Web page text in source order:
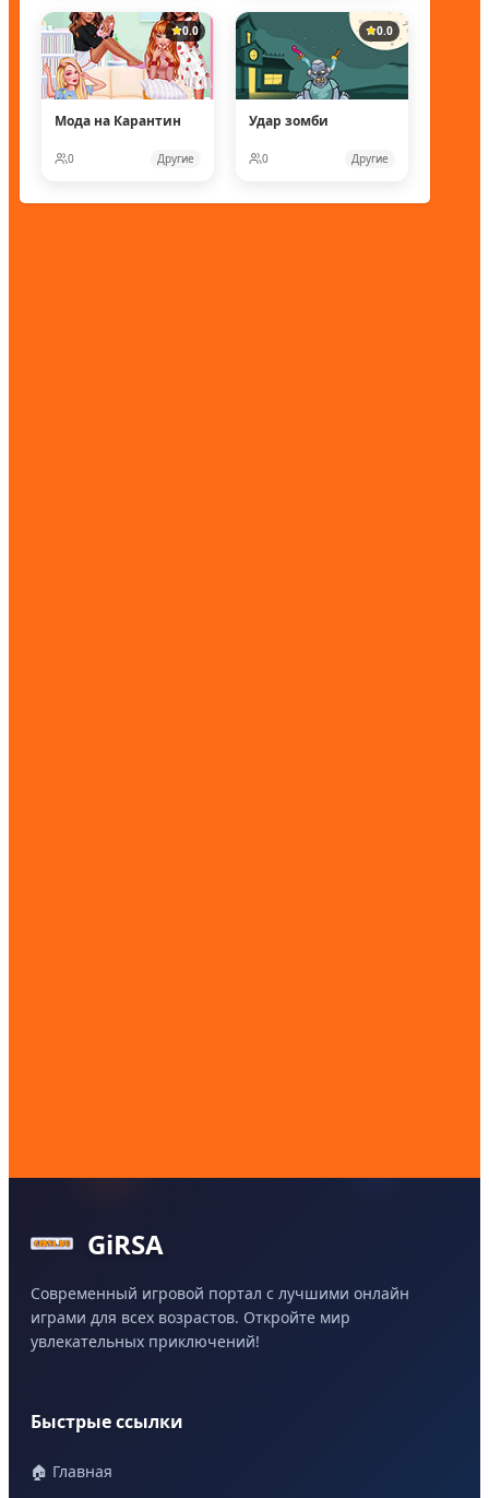
0.0
Мода на Карантин
0 Другие
0.0
Удар зомби
0 Другие
GiRSA
Современный игровой портал с лучшими онлайн
играми для всех возрастов. Откройте мир
увлекательных приключений!
Быстрые ссылки
🏠 Главная